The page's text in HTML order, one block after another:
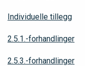
Individuelle tillegg
2.5.1.-forhandlinger
2.5.3.-forhandlinger